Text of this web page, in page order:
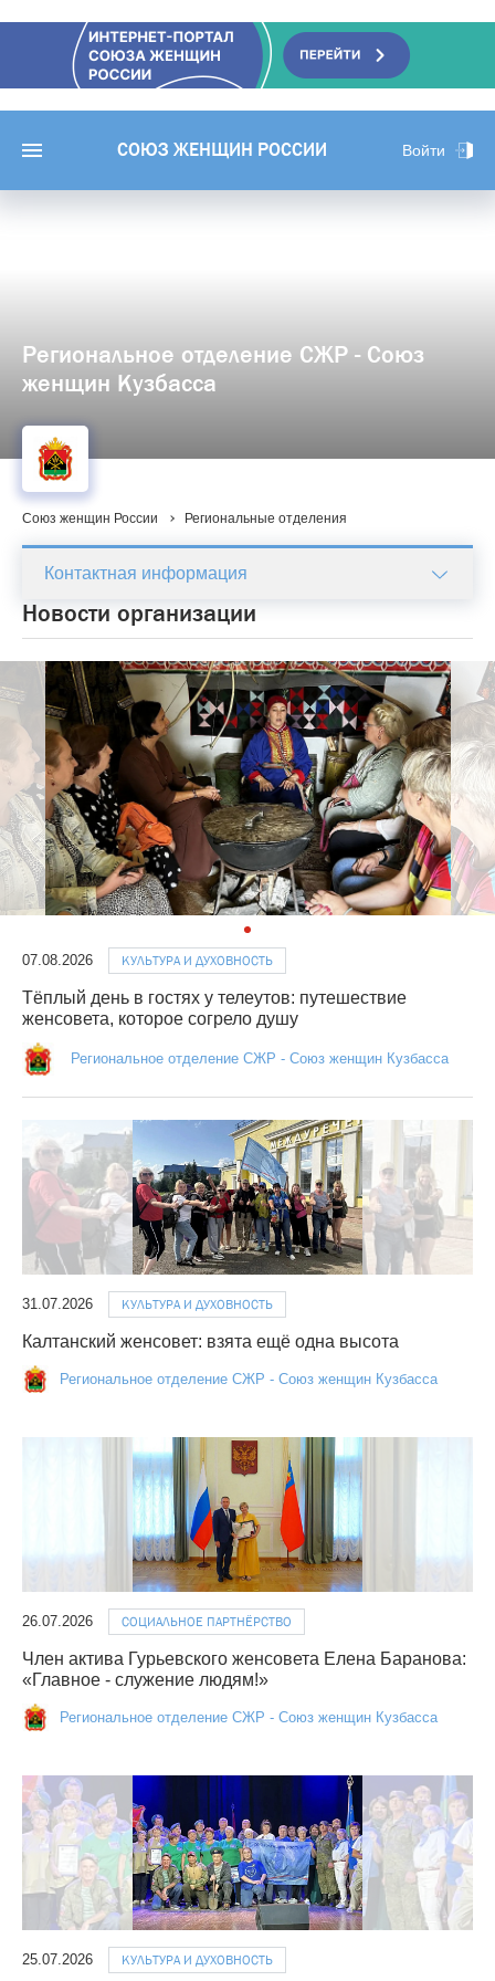
СОЮЗ ЖЕНЩИН РОССИИ Войти
Региональное отделение СЖР - Союз
женщин Кузбасса
Союз женщин России Региональные отделения
Контактная информация
Новости организации
07.08.2026 КУЛЬТУРА И ДУХОВНОСТЬ
Тёплый день в гостях у телеутов: путешествие
женсовета, которое согрело душу
Региональное отделение СЖР - Союз женщин Кузбасса
31.07.2026 КУЛЬТУРА И ДУХОВНОСТЬ
Калтанский женсовет: взята ещё одна высота
Региональное отделение СЖР - Союз женщин Кузбасса
26.07.2026 СОЦИАЛЬНОЕ ПАРТНЁРСТВО
Член актива Гурьевского женсовета Елена Баранова:
«Главное - служение людям!»
Региональное отделение СЖР - Союз женщин Кузбасса
25.07.2026 КУЛЬТУРА И ДУХОВНОСТЬ